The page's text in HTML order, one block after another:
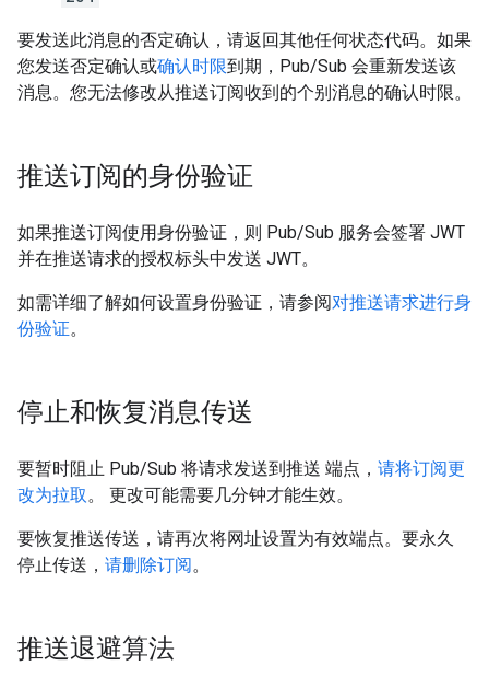
要发送此消息的否定确认，请返回其他任何状态代码。如果
您发送否定确认或确认时限到期，Pub/Sub 会重新发送该
消息。您无法修改从推送订阅收到的个别消息的确认时限。
推送订阅的身份验证
如果推送订阅使用身份验证，则 Pub/Sub 服务会签署 JWT
并在推送请求的授权标头中发送 JWT。
如需详细了解如何设置身份验证，请参阅对推送请求进行身
份验证。
停止和恢复消息传送
要暂时阻止 Pub/Sub 将请求发送到推送 端点， 请将订阅更
改为拉取。 更改可能需要几分钟才能生效。
要恢复推送传送，请再次将网址设置为有效端点。要永久
停止传送， 请删除订阅。
推送退避算法